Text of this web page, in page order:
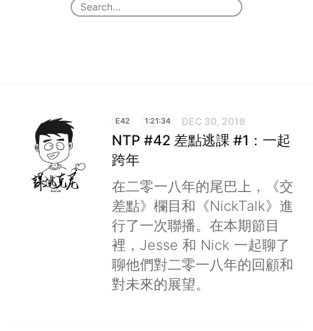
E42 1:21:34 DEC 30, 2018
NTP #42 差點逃課 #1：一起
跨年
在二零一八年的尾巴上，《交
差點》欄目和《NickTalk》進
行了一次聯播。在本期節目
裡，Jesse 和 Nick 一起聊了
聊他們對二零一八年的回顧和
對未來的展望。